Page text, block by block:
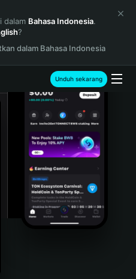
dalam Bahasa Indonesia.
?
dalam Bahasa Indonesia
Unduh sekarang